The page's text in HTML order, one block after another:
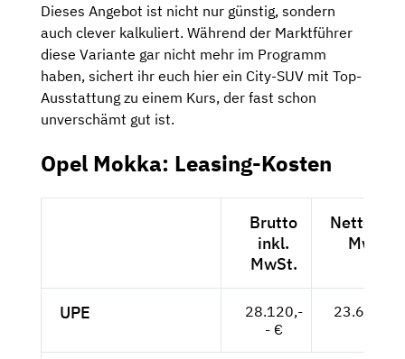
Dieses Angebot ist nicht nur günstig, sondern
auch clever kalkuliert. Während der Marktführer
diese Variante gar nicht mehr im Programm
haben, sichert ihr euch hier ein City-SUV mit Top-
Ausstattung zu einem Kurs, der fast schon
unverschämt gut ist.
Opel Mokka: Leasing-Kosten
Brutto
inkl.
MwSt.
Netto
MwSt.
UPE
28.120,-
- €
23.630,--